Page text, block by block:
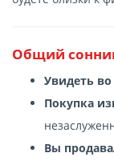
Общий
Увидеть
Покупка
Вы